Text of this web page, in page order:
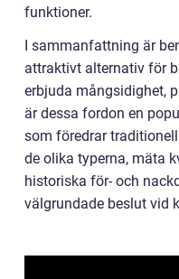
funktioner.
I sammanfattning är
attraktivt alternativ för
erbjuda mångsidighet,
är dessa fordon en
som föredrar
de olika typerna, mäta
historiska för- och
välgrundade beslut vid